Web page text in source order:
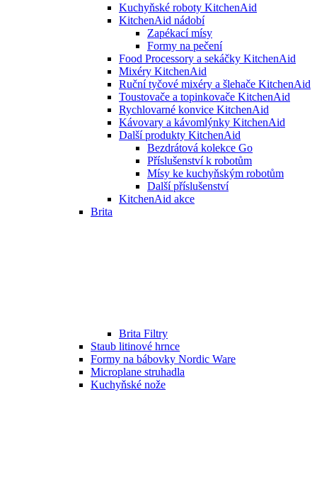
Kuchyňské roboty KitchenAid
KitchenAid nádobí
Zapékací mísy
Formy na pečení
Food Processory a sekáčky KitchenAid
Mixéry KitchenAid
Ruční tyčové mixéry a šlehače KitchenAid
Toustovače a topinkovače KitchenAid
Rychlovarné konvice KitchenAid
Kávovary a kávomlýnky KitchenAid
Další produkty KitchenAid
Bezdrátová kolekce Go
Příslušenství k robotům
Mísy ke kuchyňským robotům
Další příslušenství
KitchenAid akce
Brita
Brita Filtry
Staub litinové hrnce
Formy na bábovky Nordic Ware
Microplane struhadla
Kuchyňské nože